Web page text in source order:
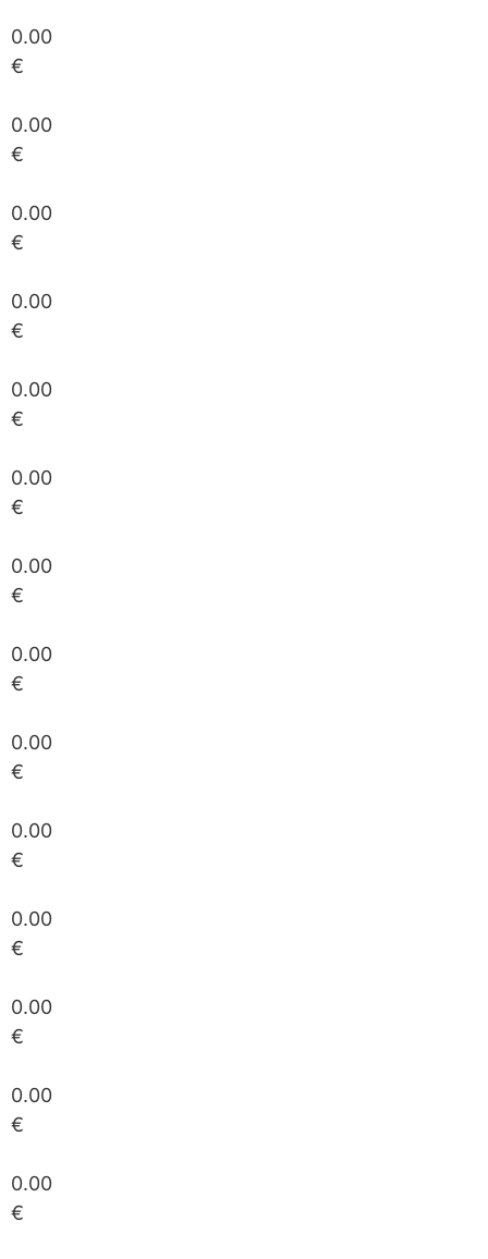
0.00
€
0.00
€
0.00
€
0.00
€
0.00
€
0.00
€
0.00
€
0.00
€
0.00
€
0.00
€
0.00
€
0.00
€
0.00
€
0.00
€